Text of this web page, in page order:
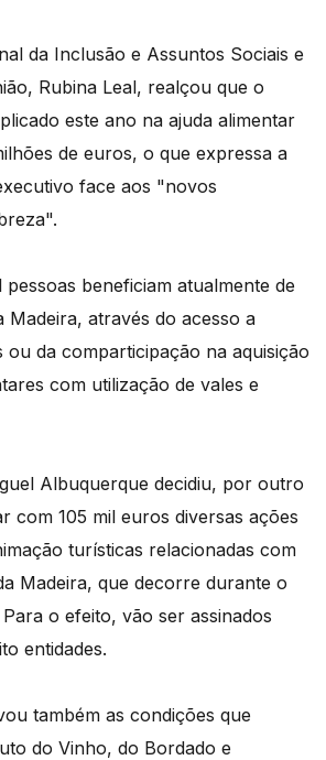
da Inclusão e Assuntos Sociais e
Rubina Leal, realçou que o
este ano na ajuda alimentar
de euros, o que expressa a
face aos "novos
beneficiam atualmente de
Madeira, através do acesso a
ou da comparticipação na aquisição
com utilização de vales e
Albuquerque decidiu, por outro
com 105 mil euros diversas ações
turísticas relacionadas com
Madeira, que decorre durante o
o efeito, vão ser assinados
entidades.
também as condições que
do Vinho, do Bordado e